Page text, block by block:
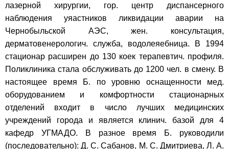
лазерной хирургии, гор. центр диспансерного
наблюдения уяастников ликвидации аварии на
Чернобыльской АЭС, жен. консультация,
дерматовенерологич. служба, водолеяебница. В 1994
стационар расширен до 130 коек терапевтич. профиля.
Поликлиника стала обслуживать до 1200 чел. в смену. В
настоящее время Б. по уровню оснащенности мед.
оборудованием и комфортности стационарных
отделений входит в число лучших медицинских
учреждений города и является клинич. базой для 4
кафедр УГМАДО. В разное время Б. руководили
(последовательно): Д. С. Сабанов, М. С. Дмитриева, Л. А.